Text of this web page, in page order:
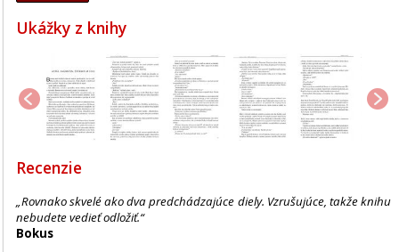
Ukážky z knihy
Recenzie
„Rovnako skvelé ako dva predchádzajúce diely. Vzrušujúce, takže knihu
nebudete vedieť odložiť.“
Bokus